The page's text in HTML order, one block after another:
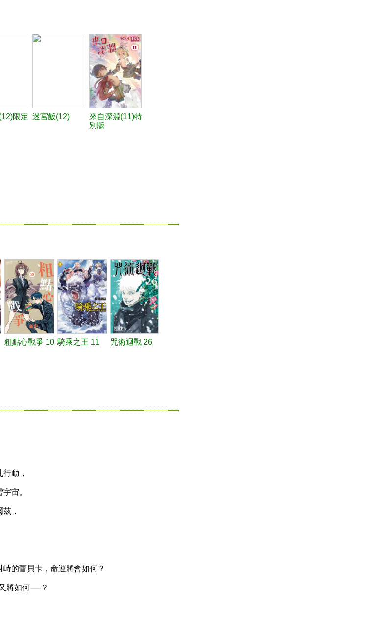
限定 迷宮飯(12)
來自深淵(11)特
別版
粗點心戰爭 10 騎乘之王 11 咒術迴戰 26
動，
宙。
，
的蕾貝卡，命運將會如何？
將如何──？